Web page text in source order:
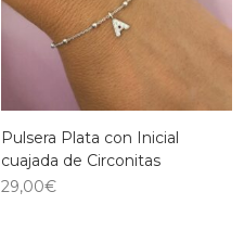
Pulsera Plata con Inicial
cuajada de Circonitas
29,00€